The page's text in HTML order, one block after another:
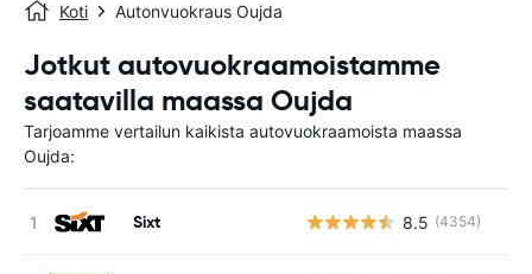
Koti Autonvuokraus Oujda
Jotkut autovuokraamoistamme
saatavilla maassa Oujda
Tarjoamme vertailun kaikista autovuokraamoista maassa
Oujda:
Sixt 8.5 (4354)